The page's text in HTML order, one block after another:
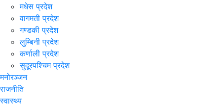
मधेस प्रदेश
वागमती प्रदेश
गण्डकी प्रदेश
लुम्बिनी प्रदेश
कर्णाली प्रदेश
सुदूरपश्चिम प्रदेश
मनोरञ्जन
राजनीति
स्वास्थ्य